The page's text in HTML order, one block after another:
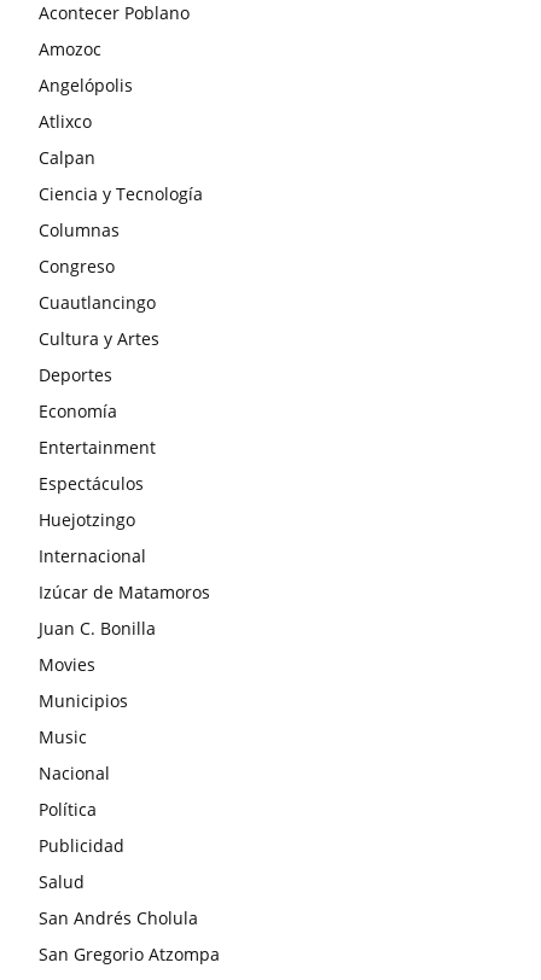
Acontecer Poblano
Amozoc
Angelópolis
Atlixco
Calpan
Ciencia y Tecnología
Columnas
Congreso
Cuautlancingo
Cultura y Artes
Deportes
Economía
Entertainment
Espectáculos
Huejotzingo
Internacional
Izúcar de Matamoros
Juan C. Bonilla
Movies
Municipios
Music
Nacional
Política
Publicidad
Salud
San Andrés Cholula
San Gregorio Atzompa